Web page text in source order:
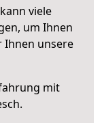
viele
um Ihnen
Ihnen unsere
mit
.